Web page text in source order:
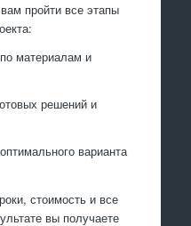
пройти все этапы
материалам и
решений и
варианта
стоимость и все
вы получаете